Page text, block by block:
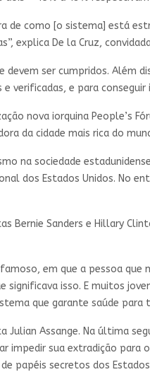
como [o sistema] está
explica De la Cruz,
ser cumpridos. Além
verificadas, e para
nova iorquina People’s
da cidade mais rica do
na sociedade
dos Estados Unidos. No
Bernie Sanders e Hillary
em que a pessoa que
significava isso. E muitos
que garante saúde para
Assange. Na última
sua extradição para
papéis secretos dos